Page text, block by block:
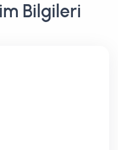
Bilgileri